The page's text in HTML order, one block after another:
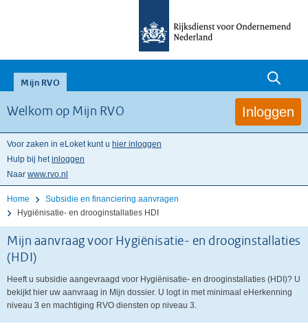
Mijn RVO
Welkom op Mijn RVO Inloggen
Voor zaken in eLoket kunt u hier inloggen
Hulp bij hetinloggen
Naar www.rvo.nl
Home
Subsidie en financiering aanvragen
Hygiënisatie- en drooginstallaties HDI
Mijn aanvraag voor Hygiënisatie- en drooginstallaties
(HDI)
Heeft u subsidie aangevraagd voor Hygiënisatie- en drooginstallaties (HDI)? U
bekijkt hier uw aanvraag in Mijn dossier. U logt in met minimaal eHerkenning
niveau 3 en machtiging RVO diensten op niveau 3.